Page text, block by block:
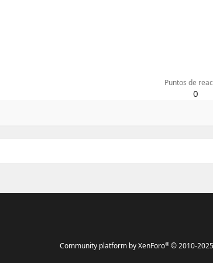
Puntos de
0
Community platform by XenForo® © 2010-